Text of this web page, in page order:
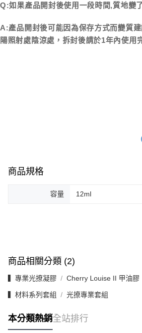
Q:如果產品開封後使用一段時間,質地變
A:產品開封後可能因為保存方式而變質
陽照射處陰涼處，拆封後請於1年內使用
商品規格
容量 12ml
商品相關分類 (2)
▍專業光撩凝膠 Cherry Louise II 甲油膠
▍材料系列套組 光撩專業套組
本分類熱銷全站排行